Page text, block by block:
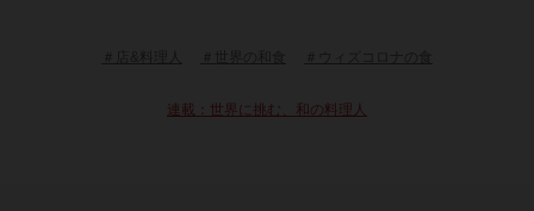
連載：世界に挑む、和の料理人